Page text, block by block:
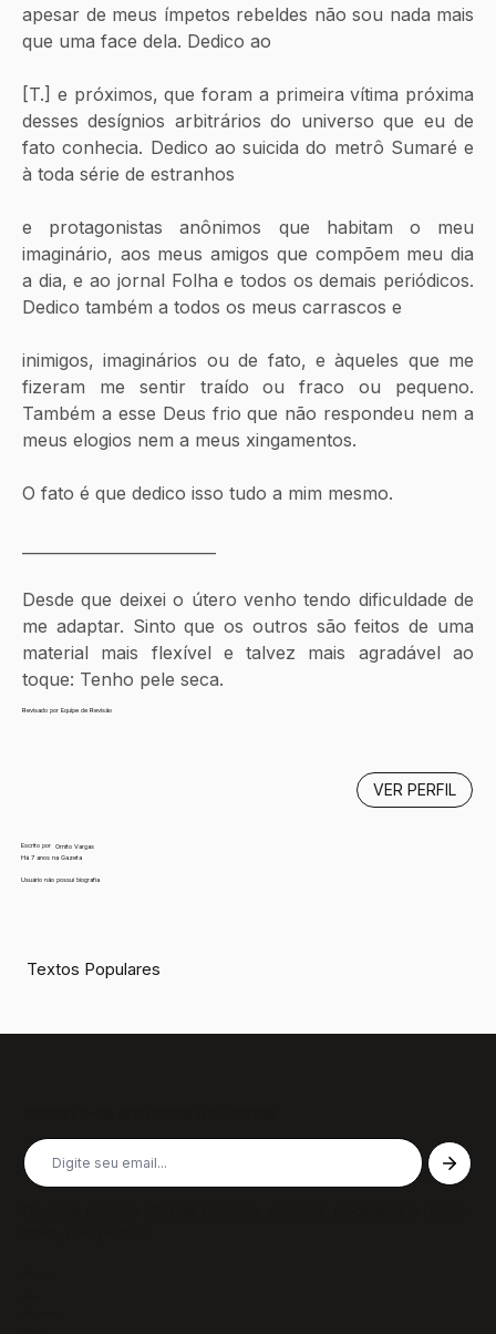
apesar de meus ímpetos rebeldes não sou nada mais
que uma face dela. Dedico ao
[T.] e próximos, que foram a primeira vítima próxima
desses desígnios arbitrários do universo que eu de
fato conhecia. Dedico ao suicida do metrô Sumaré e
à toda série de estranhos
e protagonistas anônimos que habitam o meu
imaginário, aos meus amigos que compõem meu dia
a dia, e ao jornal Folha e todos os demais periódicos.
Dedico também a todos os meus carrascos e
inimigos, imaginários ou de fato, e àqueles que me
fizeram me sentir traído ou fraco ou pequeno.
Também a esse Deus frio que não respondeu nem a
meus elogios nem a meus xingamentos.
O fato é que dedico isso tudo a mim mesmo.
Desde que deixei o útero venho tendo dificuldade de
me adaptar. Sinto que os outros são feitos de uma
material mais flexível e talvez mais agradável ao
toque: Tenho pele seca.
Revisado por Equipe de Revisão
Escrito por
Ornito Vargas
Há 7 anos na Gazeta
Usuário não possui biografia
VER PERFIL
Textos Populares